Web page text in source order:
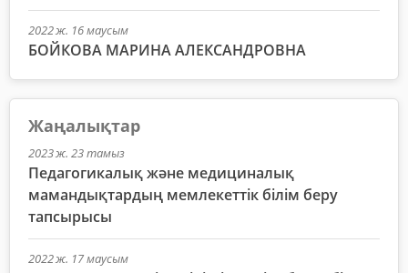
2022 ж. 16 маусым
БОЙКОВА МАРИНА АЛЕКСАНДРОВНА
Жаңалықтар
2023 ж. 23 тамыз
Педагогикалық және медициналық
мамандықтардың мемлекеттік білім беру
тапсырысы
2022 ж. 17 маусым